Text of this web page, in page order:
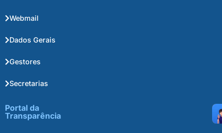
Webmail
Dados Gerais
Gestores
Secretarias
Portal da
Transparência